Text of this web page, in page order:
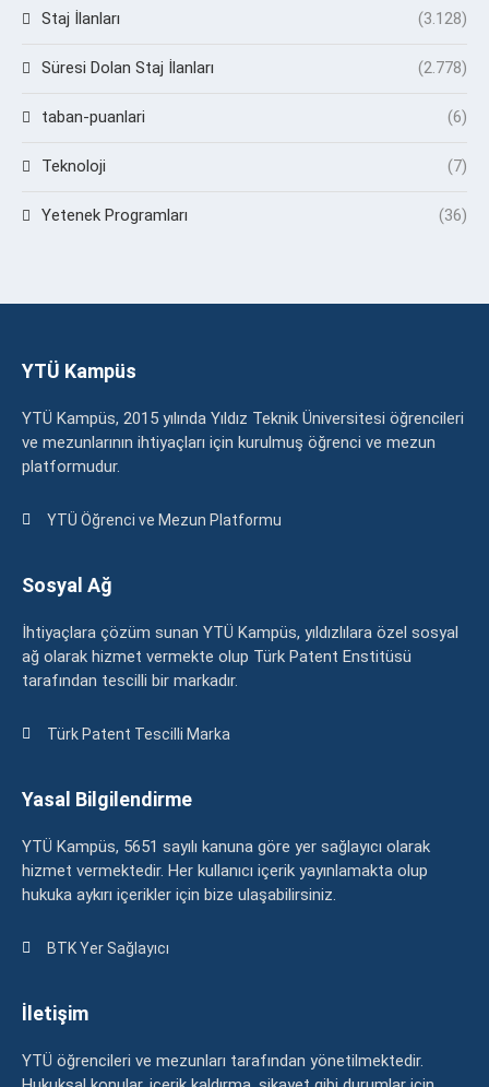
Staj İlanları (3.128)
Süresi Dolan Staj İlanları (2.778)
taban-puanlari (6)
Teknoloji (7)
Yetenek Programları (36)
YTÜ Kampüs
YTÜ Kampüs, 2015 yılında Yıldız Teknik Üniversitesi öğrencileri
ve mezunlarının ihtiyaçları için kurulmuş öğrenci ve mezun
platformudur.
YTÜ Öğrenci ve Mezun Platformu
Sosyal Ağ
İhtiyaçlara çözüm sunan YTÜ Kampüs, yıldızlılara özel sosyal
ağ olarak hizmet vermekte olup Türk Patent Enstitüsü
tarafından tescilli bir markadır.
Türk Patent Tescilli Marka
Yasal Bilgilendirme
YTÜ Kampüs, 5651 sayılı kanuna göre yer sağlayıcı olarak
hizmet vermektedir. Her kullanıcı içerik yayınlamakta olup
hukuka aykırı içerikler için bize ulaşabilirsiniz.
BTK Yer Sağlayıcı
İletişim
YTÜ öğrencileri ve mezunları tarafından yönetilmektedir.